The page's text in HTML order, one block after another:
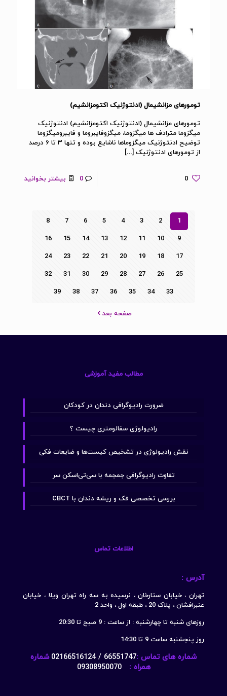
تومورهای مزانشیمال (ادنتوژنیک اکتومزانشیم)
تومورهای مزانشیمال (ادنتوژنیک اکتومزانشیم) ادنتوژنیک
میگزوما مترادف ها میگزوما، میگزوفایبروما و فایبرومیگزوما
توضیح ادنتوژنیک میگزوماها ناشایع بوده و تنها ۳ تا ۶ درصد
از تومورهای ادنتوژنیک […]
0
0 بیشتر بخوانید
1
2
3
4
5
6
7
8
9
10
11
12
13
14
15
16
17
18
19
20
21
22
23
24
25
26
27
28
29
30
31
32
33
34
35
36
37
38
39
صفحه بعد
مطالب مفید آموزشی
ضرورت رادیوگرافی دندان در کودکان
رادیولوژی سفالومتری چیست ؟
نقش رادیولوژی در تشخیص کیست‌ها و ضایعات فکی
تفاوت رادیوگرافی جمجمه با سی‌تی‌اسکن سر
بررسی تخصصی فک و ریشه دندان با CBCT
اطلاعات تماس
آدرس :
تهران ، خیابان ستارخان ، نرسیده به سه راه تهران ویلا ، خیابان
عنبرافشان ، پلاک 20 ، طبقه اول ، واحد 2
روزهای شنبه تا چهارشنبه : از ساعت : 9 صبح تا 20:30
روز پنجشنبه ساعت 9 تا 14:30
شماره های تماس :66551747 / 02166516124
شماره
همراه :
09308950070